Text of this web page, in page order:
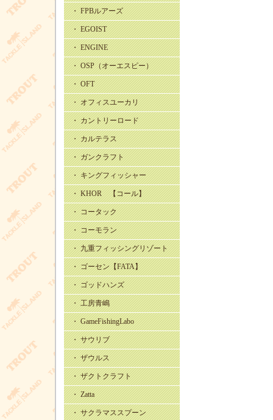
・ FPBルアーズ
・ EGOIST
・ ENGINE
・ OSP（オーエスピー）
・ OFT
・ オフィスユーカリ
・ カントリーロード
・ カルテラス
・ ガンクラフト
・ キングフィッシャー
・ KHOR 【コール】
・ コータック
・ コーモラン
・ 九重フィッシングリゾート
・ ゴーセン【FATA】
・ ゴッドハンズ
・ 工房青嶋
・ GameFishingLabo
・ サウリブ
・ ザウルス
・ ザクトクラフト
・ Zatta
・ サクラマススプーン